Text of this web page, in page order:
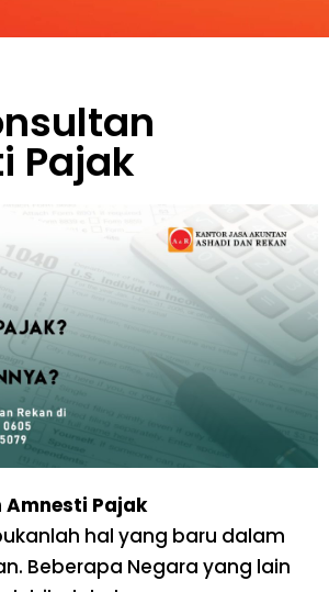
Pajak
Pajak
hal yang baru dalam
Beberapa Negara yang lain